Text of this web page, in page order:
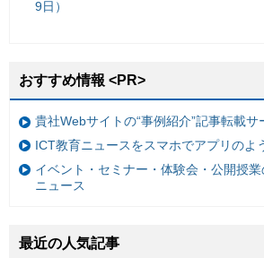
9日）
おすすめ情報 <PR>
貴社Webサイトの“事例紹介”記事転載サ
ICT教育ニュースをスマホでアプリのよ
イベント・セミナー・体験会・公開授
ニュース
最近の人気記事